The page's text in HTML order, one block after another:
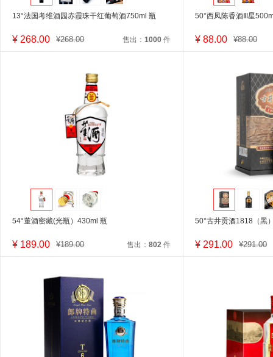
13°法国考维酒园赤霞珠干红葡萄酒750ml 瓶
¥ 268.00 ¥268.00 售出：1000 件
50°西凤陈香酒Ⅲ星
¥ 88.00 ¥88.00
54°董酒密藏(光瓶）430ml 瓶
¥ 189.00 ¥189.00 售出：802 件
50°古井贡酒1818（黑
¥ 291.00 ¥291.00